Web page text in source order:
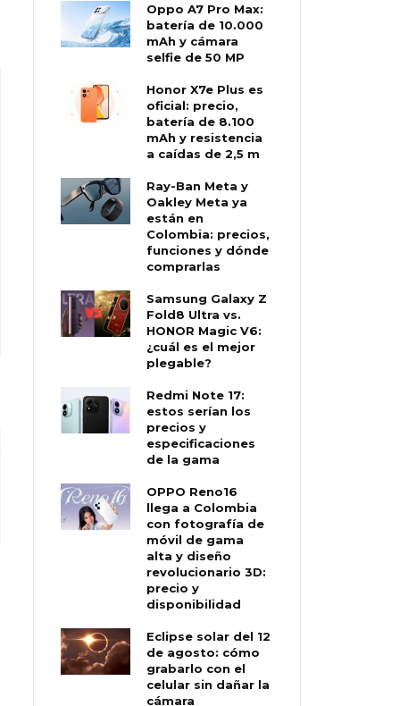
Oppo A7 Pro Max:
batería de 10.000
mAh y cámara
selfie de 50 MP
Honor X7e Plus es
oficial: precio,
batería de 8.100
mAh y resistencia
a caídas de 2,5 m
Ray-Ban Meta y
Oakley Meta ya
están en
Colombia: precios,
funciones y dónde
comprarlas
Samsung Galaxy Z
Fold8 Ultra vs.
HONOR Magic V6:
¿cuál es el mejor
plegable?
Redmi Note 17:
estos serían los
precios y
especificaciones
de la gama
OPPO Reno16
llega a Colombia
con fotografía de
móvil de gama
alta y diseño
revolucionario 3D:
precio y
disponibilidad
Eclipse solar del 12
de agosto: cómo
grabarlo con el
celular sin dañar la
cámara